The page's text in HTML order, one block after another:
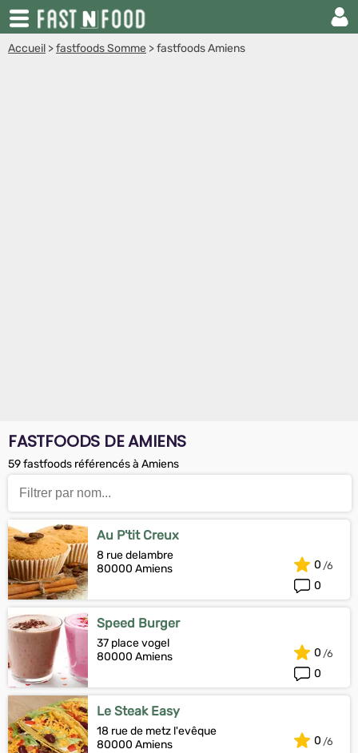
Accueil >fastfoods Somme >fastfoods Amiens
FASTFOODS DE AMIENS
59 fastfoods référencés à Amiens
Au P'tit Creux
8 rue delambre
80000 Amiens
0
0
Speed Burger
37 place vogel
80000 Amiens
0
0
Le Steak Easy
18 rue de metz l'evêque
80000 Amiens
0